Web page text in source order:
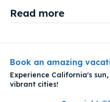
Read more
Book an amazing
Experience California's
vibrant cities!